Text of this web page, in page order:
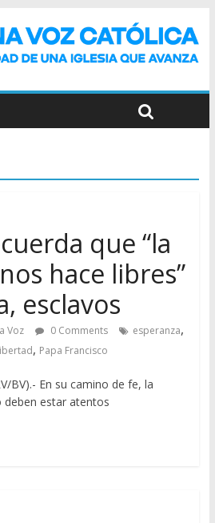
que “la
hace libres”
esclavos
Voz 0 Comments esperanza,
, Papa Francisco
BV).- En su camino de fe, la
deben estar atentos